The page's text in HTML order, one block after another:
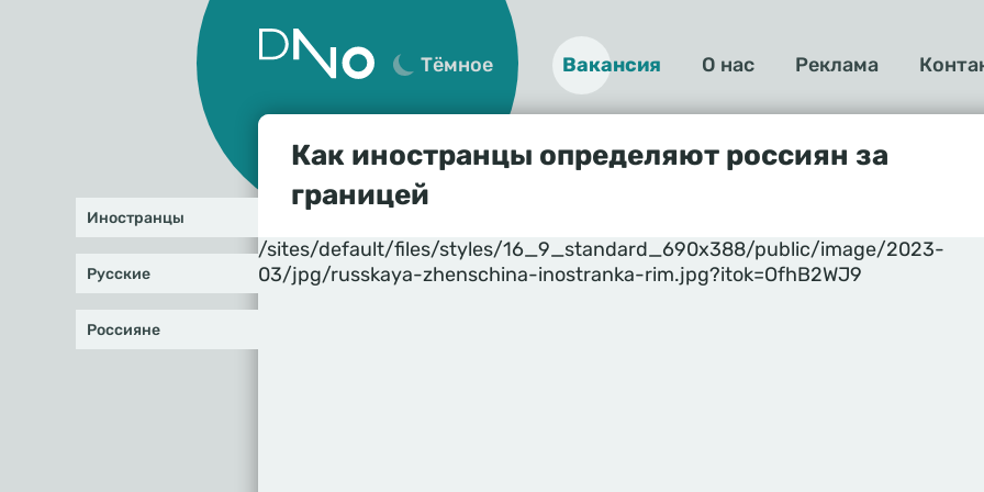
Тёмное
О
нас
Вакансия О нас Реклама
Как иностранцы определяют россиян за
границей
/sites/default/files/styles/16_9_standard_690x388/public/image/2023-
03/jpg/russkaya-zhenschina-inostranka-rim.jpg?itok=OfhB2WJ9
Иностранцы
Русские
Россияне